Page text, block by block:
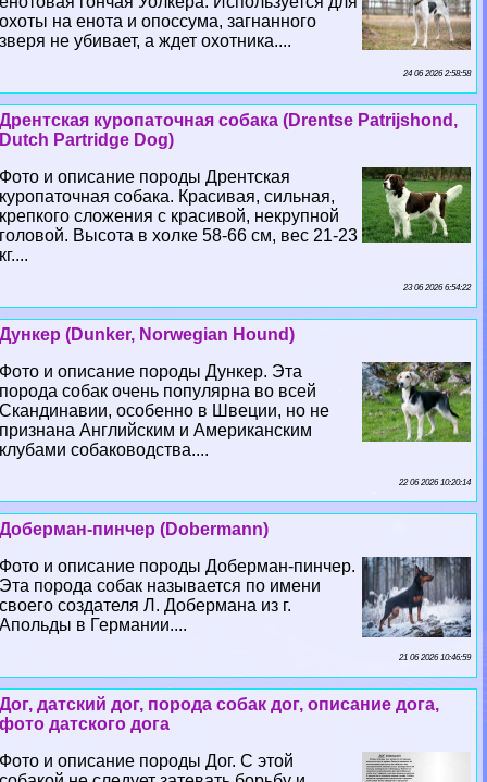
охоты на енота и опоссума, загнанного
зверя не убивает, а ждет охотника....
24 06 2026 2:58:58
Дрентская куропаточная собака (Drentse Patrijshond,
Dutch Partridge Dog)
Фото и описание породы Дрентская
куропаточная собака. Красивая, сильная,
крепкого сложения с красивой, некрупной
головой. Высота в холке 58-66 см, вес 21-23
кг....
23 06 2026 6:54:22
Дункер (Dunker, Norwegian Hound)
Фото и описание породы Дункер. Эта
порода собак очень популярна во всей
Скандинавии, особенно в Швеции, но не
признана Английским и Американским
клубами собаководства....
22 06 2026 10:20:14
Доберман-пинчер (Dobermann)
Фото и описание породы Доберман-пинчер.
Эта порода собак называется по имени
своего создателя Л. Добермана из г.
Апольды в Германии....
21 06 2026 10:46:59
Дог, датский дог, порода собак дог, описание дога,
фото датского дога
Фото и описание породы Дог. С этой